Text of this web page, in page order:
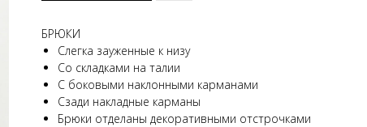
БРЮКИ
Слегка зауженные к низу
Со складками на талии
С боковыми наклонными карманами
Сзади накладные карманы
Брюки отделаны декоративными отстрочками